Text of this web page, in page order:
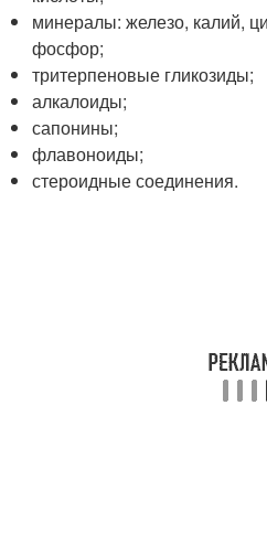
минералы: железо, калий,
фосфор;
тритерпеновые гликозиды;
алкалоиды;
сапонины;
флавоноиды;
стероидные соединения.